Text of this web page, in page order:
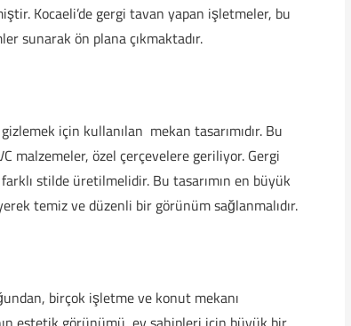
Kocaeli’de gergi tavan yapan işletmeler, bu
sunarak ön plana çıkmaktadır.
için kullanılan mekan tasarımıdır. Bu
malzemeler, özel çerçevelere geriliyor. Gergi
stilde üretilmelidir. Bu tasarımın en büyük
temiz ve düzenli bir görünüm sağlanmalıdır.
birçok işletme ve konut mekanı